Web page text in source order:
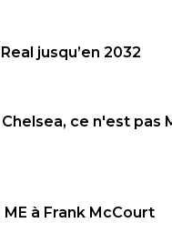
jusqu’en 2032
ce n'est pas
à Frank McCourt